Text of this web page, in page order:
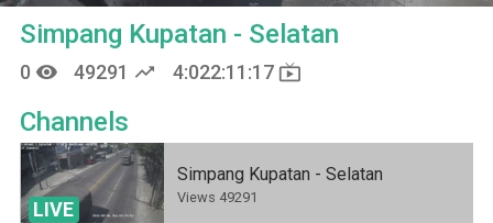
Simpang Kupatan - Selatan
0 remove_red_eye 49291 trending_up 4:022:11:17 live_tv
Channels
LIVE
Simpang Kupatan - Selatan
Views 49291